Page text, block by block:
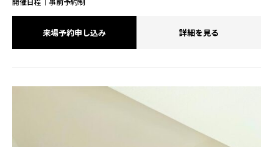
来場予約申し込み 詳細を見る